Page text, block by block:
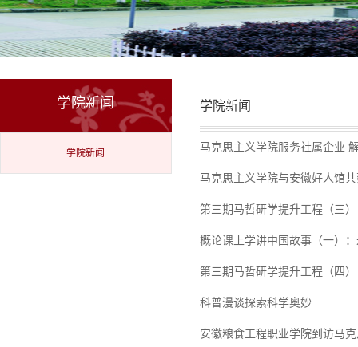
学院新闻
学院新闻
学院新闻
马克思主义学院服务社属企业
马克思主义学院与安徽好人馆
第三期马哲研学提升工程（三
概论课上学讲中国故事（一）
第三期马哲研学提升工程（四
科普漫谈探索科学奥妙
安徽粮食工程职业学院到访马